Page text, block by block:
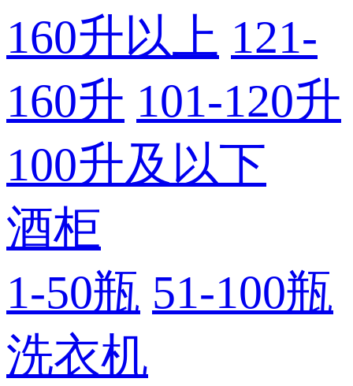
160升以上 121-
160升 101-120升
100升及以下
酒柜
1-50瓶 51-100瓶
洗衣机